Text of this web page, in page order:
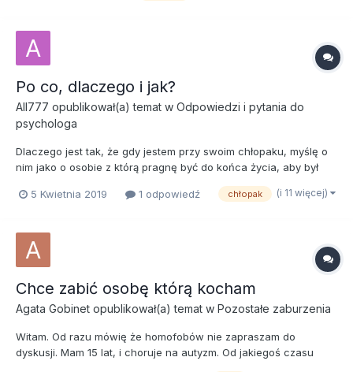
dotychczasową part...
Po co, dlaczego i jak?
All777 opublikował(a) temat w Odpowiedzi i pytania do
psychologa
Dlaczego jest tak, że gdy jestem przy swoim chłopaku, myślę o
nim jako o osobie z którą pragnę być do końca życia, aby był
ojcem mojego dziecka, marzę o ślubie z nim, codziennym
budzeniu się przy sobie... A kiedy nie ma go przy mnie, myślę że
5 Kwietnia 2019 1 odpowiedź chłopak (i 11 więcej)
Chce zabić osobę którą kocham
Agata Gobinet opublikował(a) temat w Pozostałe zaburzenia
Witam. Od razu mówię że homofobów nie zapraszam do
dyskusji. Mam 15 lat, i choruje na autyzm. Od jakiegoś czasu